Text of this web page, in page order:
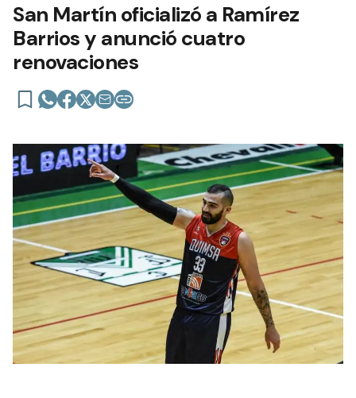
San Martín oficializó a Ramírez
Barrios y anunció cuatro
renovaciones